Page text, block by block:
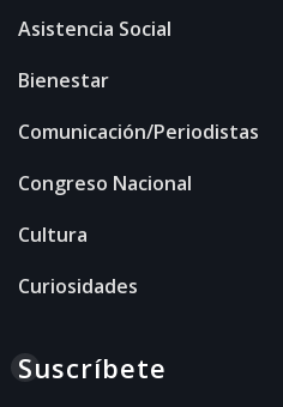
Asistencia Social
Bienestar
Comunicación/Periodistas
Congreso Nacional
Cultura
Curiosidades
Suscríbete